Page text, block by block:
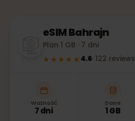
eSIMBahrajn
Plan 1 GB · 7 dni
★★★★★ 4.6· 122 reviews
Ważność
7 dni
Dane
1 GB